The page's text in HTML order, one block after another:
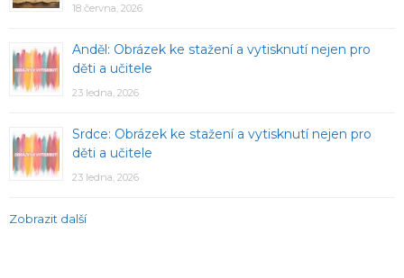
18 června, 2026
Anděl: Obrázek ke stažení a vytisknutí nejen pro
děti a učitele
23 ledna, 2026
Srdce: Obrázek ke stažení a vytisknutí nejen pro
děti a učitele
23 ledna, 2026
Zobrazit další